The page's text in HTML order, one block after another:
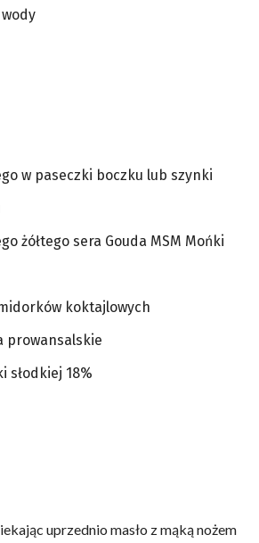
w paseczki boczku lub szynki
żółtego sera Gouda MSM Mońki
koktajlowych
prowansalskie
słodkiej 18%
uprzednio masło z mąką nożem